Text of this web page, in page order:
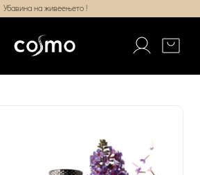
Убавина на живеењето !